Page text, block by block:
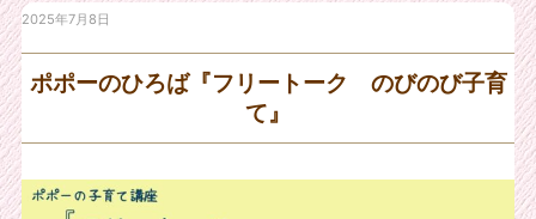
2025年7月8日
ポポーのひろば『フリートーク のびのび子育
て』